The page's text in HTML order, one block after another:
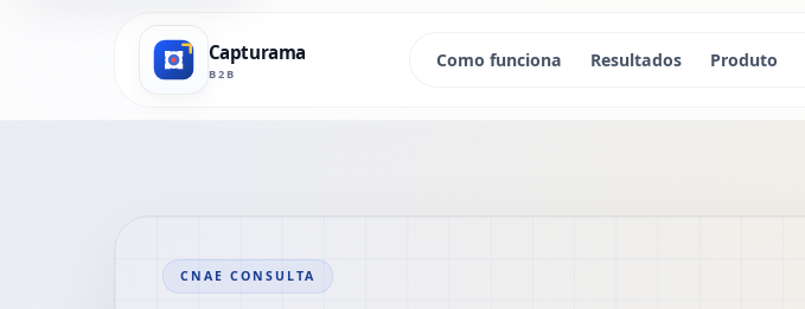
Capturama
B2B
Como funciona Resultados Produto
CNAE CONSULTA